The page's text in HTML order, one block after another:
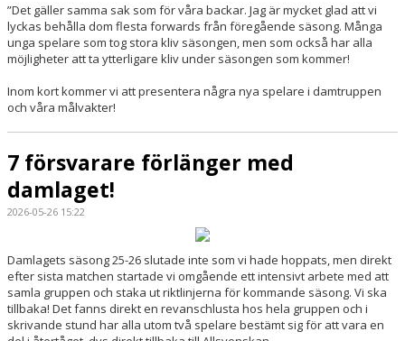
”Det gäller samma sak som för våra backar. Jag är mycket glad att vi
lyckas behålla dom flesta forwards från föregående säsong. Många
unga spelare som tog stora kliv säsongen, men som också har alla
möjligheter att ta ytterligare kliv under säsongen som kommer!
Inom kort kommer vi att presentera några nya spelare i damtruppen
och våra målvakter!
7 försvarare förlänger med
damlaget!
2026-05-26 15:22
Damlagets säsong 25-26 slutade inte som vi hade hoppats, men direkt
efter sista matchen startade vi omgående ett intensivt arbete med att
samla gruppen och staka ut riktlinjerna för kommande säsong. Vi ska
tillbaka! Det fanns direkt en revanschlusta hos hela gruppen och i
skrivande stund har alla utom två spelare bestämt sig för att vara en